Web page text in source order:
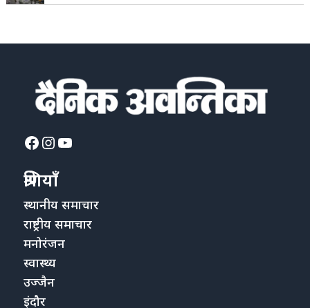
Facebook
Instagram
YouTube
श्रेणियाँ
स्थानीय समाचार
राष्ट्रीय समाचार
मनोरंजन
स्वास्थ्य
उज्जैन
इंदौर